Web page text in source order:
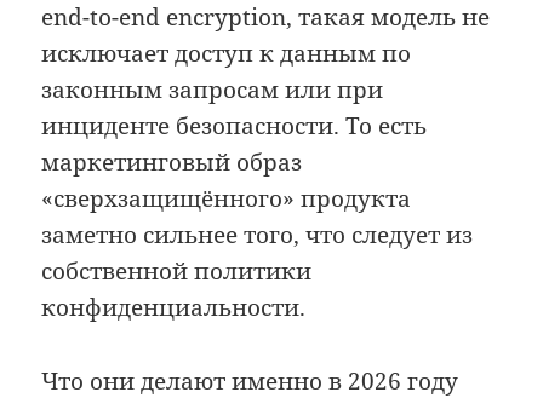
end-to-end encryption, такая модель не
исключает доступ к данным по
законным запросам или при
инциденте безопасности. То есть
маркетинговый образ
«сверхзащищённого» продукта
заметно сильнее того, что следует из
собственной политики
конфиденциальности.
Что они делают именно в 2026 году